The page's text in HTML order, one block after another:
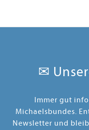
✉
Immer gut
Michaelsbundes.
Newsletter und